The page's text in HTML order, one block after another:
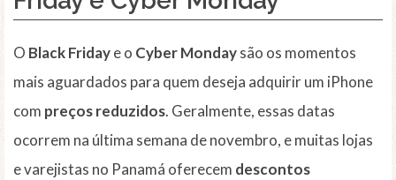
O Black Fridaye o Cyber Mondaysão os momentos
mais aguardados para quem deseja adquirir um iPhone
com preços reduzidos. Geralmente, essas datas
ocorrem na última semana de novembro, e muitas lojas
e varejistas no Panamá oferecem descontos